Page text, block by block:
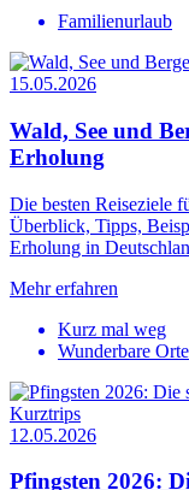
Familienurlaub
15.05.2026
Wald, See und
Erholung
Die besten Reiseziele
Überblick, Tipps,
Erholung in
Mehr erfahren
Kurz mal weg
Wunderbare Orte
12.05.2026
Pfingsten 2026: